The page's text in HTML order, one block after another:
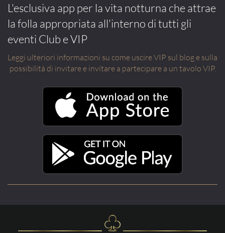
L'esclusiva app per la vita notturna che attrae
la folla appropriata all'interno di tutti gli
eventi Club e VIP
Leggi ulteriori informazioni su come uscire VIP sul blog e sulla
possibilità di invitare e invitare a partecipare a un tavolo VIP.